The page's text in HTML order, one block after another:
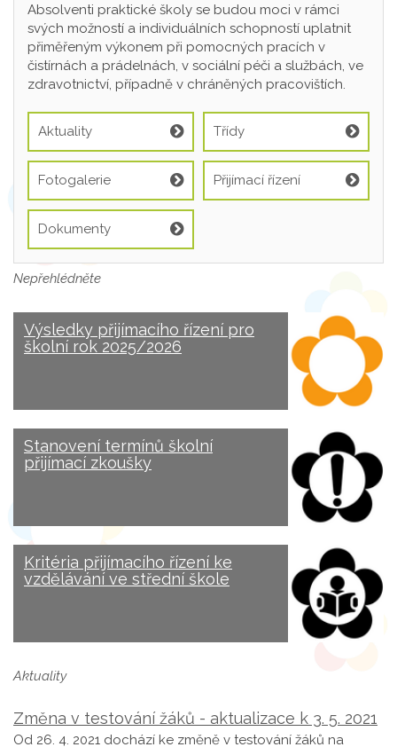
Absolventi praktické školy se budou moci v rámci
svých možností a individuálních schopností uplatnit
přiměřeným výkonem při pomocných pracích v
čistírnách a prádelnách, v sociální péči a službách, ve
zdravotnictví, případně v chráněných pracovištích.
Aktuality Třídy
Fotogalerie Přijímací řízení
Dokumenty
Nepřehlédněte
Výsledky přijímacího řízení pro
školní rok 2025/2026
Stanovení termínů školní
přijímací zkoušky
Kritéria přijímacího řízení ke
vzdělávání ve střední škole
Aktuality
Změna v testování žáků - aktualizace k 3. 5. 2021
Od 26. 4. 2021 dochází ke změně v testování žáků na